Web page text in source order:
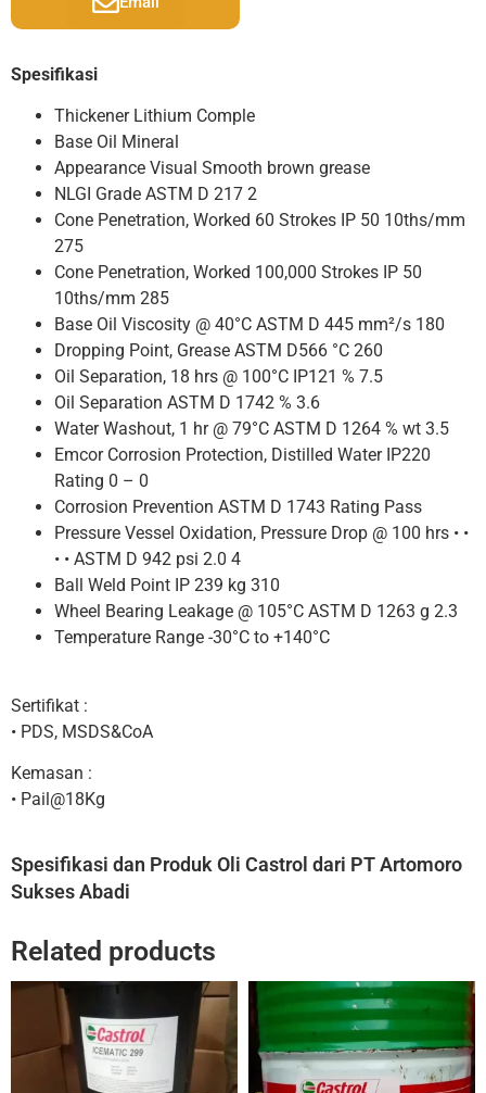
Spesifikasi
Thickener Lithium Comple
Base Oil Mineral
Appearance Visual Smooth brown grease
NLGI Grade ASTM D 217 2
Cone Penetration, Worked 60 Strokes IP 50 10ths/mm
275
Cone Penetration, Worked 100,000 Strokes IP 50
10ths/mm 285
Base Oil Viscosity @ 40°C ASTM D 445 mm²/s 180
Dropping Point, Grease ASTM D566 °C 260
Oil Separation, 18 hrs @ 100°C IP121 % 7.5
Oil Separation ASTM D 1742 % 3.6
Water Washout, 1 hr @ 79°C ASTM D 1264 % wt 3.5
Emcor Corrosion Protection, Distilled Water IP220
Rating 0 – 0
Corrosion Prevention ASTM D 1743 Rating Pass
Pressure Vessel Oxidation, Pressure Drop @ 100 hrs • •
• • ASTM D 942 psi 2.0 4
Ball Weld Point IP 239 kg 310
Wheel Bearing Leakage @ 105°C ASTM D 1263 g 2.3
Temperature Range -30°C to +140°C
Sertifikat :
• PDS, MSDS&CoA
Kemasan :
• Pail@18Kg
Spesifikasi dan Produk Oli Castrol dari PT Artomoro
Sukses Abadi
Related products